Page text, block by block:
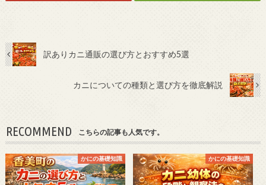
訳ありカニ通販の選び方とおすすめ5選
カニについての種類と選び方を徹底解説
RECOMMEND こちらの記事も人気です。
かにの基礎知識 かにの基礎知識